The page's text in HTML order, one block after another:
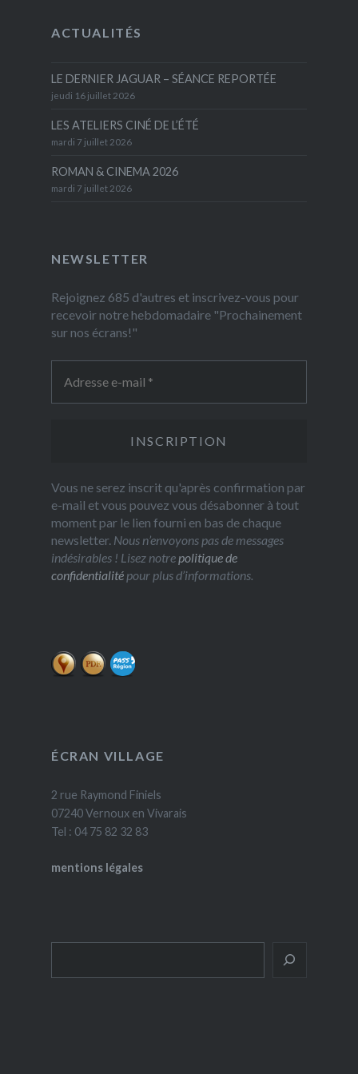
ACTUALITÉS
LE DERNIER JAGUAR – SÉANCE REPORTÉE
jeudi 16 juillet 2026
LES ATELIERS CINÉ DE L’ÉTÉ
mardi 7 juillet 2026
ROMAN & CINEMA 2026
mardi 7 juillet 2026
NEWSLETTER
Rejoignez 685 d'autres et inscrivez-vous pour
recevoir notre hebdomadaire "Prochainement
sur nos écrans!"
Vous ne serez inscrit qu'après confirmation par
e-mail et vous pouvez vous désabonner à tout
moment par le lien fourni en bas de chaque
newsletter. Nous n’envoyons pas de messages
indésirables ! Lisez notrepolitique de
confidentialitépour plus d’informations.
ÉCRAN VILLAGE
2 rue Raymond Finiels
07240 Vernoux en Vivarais
Tel : 04 75 82 32 83
mentions légales